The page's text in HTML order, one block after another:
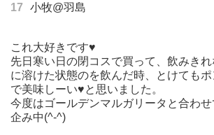
17 小牧@羽島
これ大好きです♥
先日寒い日の閉コスで買って、飲みき
に溶けた状態のを飲んだ時、とけても
で美味しーい♥と思いました。
今度はゴールデンマルガリータと合わ
企み中(^-^)